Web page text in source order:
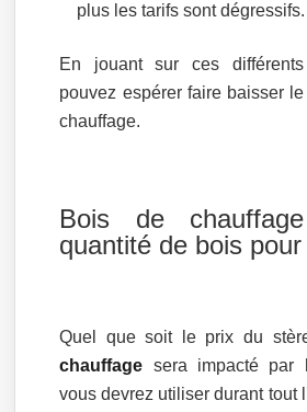
plus les tarifs sont dégressifs.
En jouant sur ces
pouvez espérer faire baisser
chauffage.
Bois de
quantité de bois
Quel que soit le prix du
chauffage sera impacté par
vous devrez utiliser durant tout